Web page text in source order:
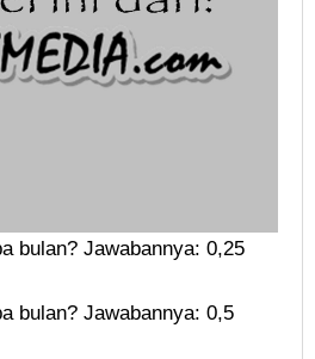
bulan? Jawabannya: 0,25
bulan? Jawabannya: 0,5